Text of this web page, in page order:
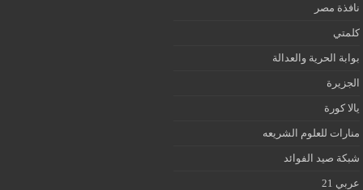
نافذة مصر
كلمتي
بوابة الحرية والعدالة
الجزيرة
يالا كورة
منارات للعلوم الشريعه
شبكة صيد الفوائد
عربي 21